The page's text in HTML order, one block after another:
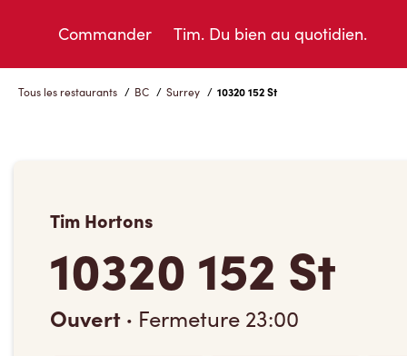
Commander Tim. Du bien au quotidien.
Tous les restaurants / BC / Surrey / 10320 152 St
Tim Hortons
10320 152 St
Ouvert · Fermeture 23:00